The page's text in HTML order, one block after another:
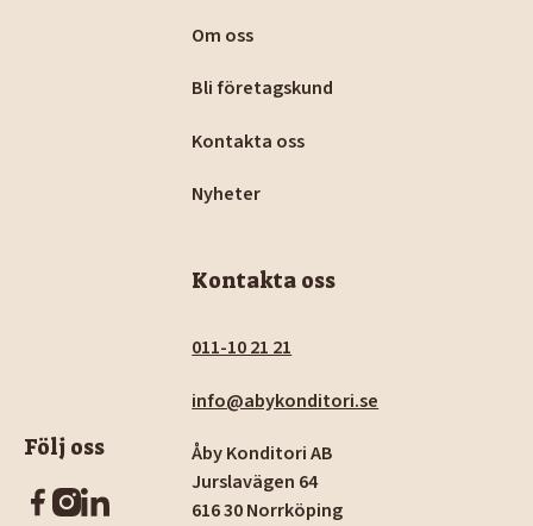
Följ oss
Om oss
Bli företagskund
Kontakta oss
Nyheter
Kontakta oss
011-10 21 21
info@abykonditori.se
Åby Konditori AB
Jurslavägen 64
616 30 Norrköping